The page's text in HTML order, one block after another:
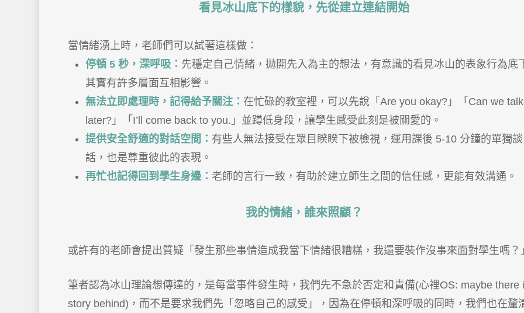
看見冰山底下的樣貌，先從建立連結開始
當情緒湧上時，老師們可以試著這樣做：
停頓 5 秒，深呼吸： 先穩定自己情緒，拋開先入為主的想法，有意識的看見冰山的表象行為底
其實有許多層面互相影響。
無法立即處理時，記得給予關注： 在忙碌的教室裡，可以先說「Are you okay?」「Can we talk
later?」「I’ll come back to you.」並蹲低身段，讓學生感受此刻是被關愛的。
提供安全舒適的對話空間： 有些人無法接受在眾目睽睽下被檢視，運用課後 5-10 分鐘的單獨談
話，也是尊重彼此的表現。
再忙也記得回到學生身邊： 老師的言行一致，有助於建立師生之間的信任感，更能有效溝通。
我的情緒，誰來照顧？
或許有的老師會提出質疑「發生那些事情造成我當下情緒很糟糕，我還要裝作沒事來面對學生嗎？
筆者認為冰山理論想傳達的，是每當事件發生時，我們先不急於否定和責備(心裡OS: maybe there
story behind)，而不是要求我們先「忽略自己的感受」，因為在停頓和深呼吸的同時，我們也在釐